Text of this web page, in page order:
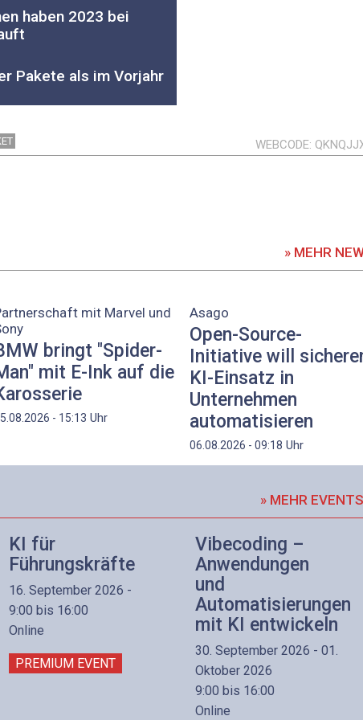
haben 2023 bei
Pakete als im Vorjahr
WEBCODE
» MEHR
mit Marvel und
bringt "Spider-
mit E-Ink auf die
- 15:13 Uhr
Asago
Open-Source-
Initiative will
KI-Einsatz in
Unternehmen
automatisieren
06.08.2026 - 09:18 Uhr
» MEHR EVENTS
KI für
Führungskräfte
16. September 2026 -
9:00 bis 16:00
Online
PREMIUM EVENT
Vibecoding –
Anwendungen
und
Automatisierungen
mit KI entwickeln
30. September 2026 - 01.
Oktober 2026
9:00 bis 16:00
Online